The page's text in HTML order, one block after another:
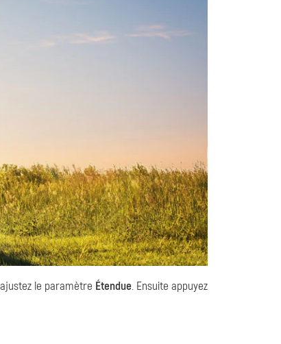
le paramètre Étendue. Ensuite appuyez